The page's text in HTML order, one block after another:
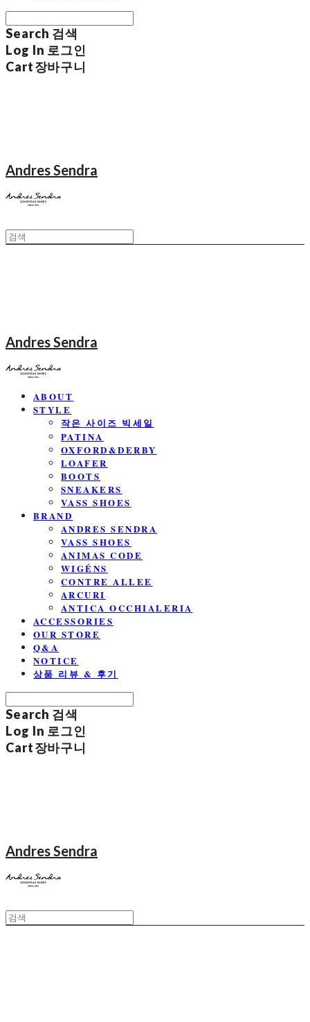
Search 검색
Log In 로그인
Cart장바구니
Andres Sendra
Andres Sendra
ABOUT
STYLE
작은 사이즈 빅세일
PATINA
OXFORD&DERBY
LOAFER
BOOTS
SNEAKERS
VASS SHOES
BRAND
ANDRES SENDRA
VASS SHOES
ANIMAS CODE
WIGÉNS
CONTRE ALLEE
ARCURI
ANTICA OCCHIALERIA
ACCESSORIES
OUR STORE
Q&A
NOTICE
상품 리뷰 & 후기
Search 검색
Log In 로그인
Cart장바구니
Andres Sendra